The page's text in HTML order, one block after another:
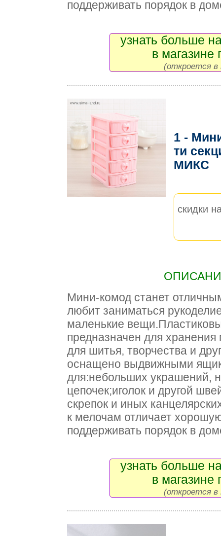
поддерживать порядок в
узнать больше
в магазине
(откроется в
1 -
ти
МИКС
скидки
Мини-комод станет
любит заниматься
маленькие
предназначен для
для шитья, творчества и
оснащено выдвижными
для:небольших украшений,
цепочек;иголок и другой
скрепок и иных
к мелочам отличает
поддерживать порядок в
узнать больше
в магазине
(откроется в